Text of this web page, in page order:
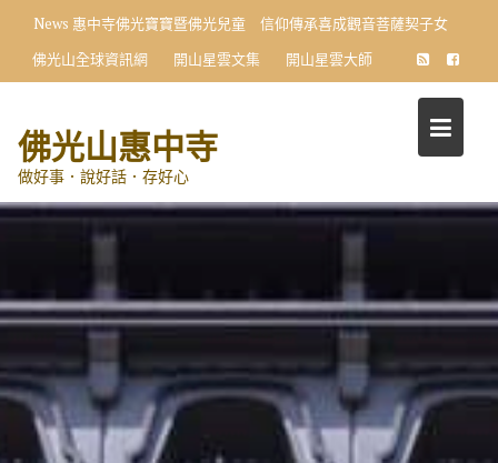
content
News 惠中寺佛光寶寶暨佛光兒童 信仰傳承喜成觀音菩薩契子女
佛光山全球資訊網
開山星雲文集 開山星雲大師
佛光山惠中寺
做好事．說好話．存好心